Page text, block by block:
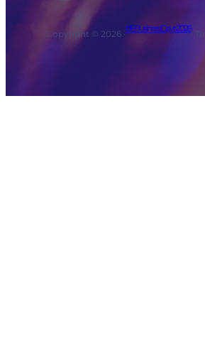
Copyright © 2026 ·
#EBusinessDays2026
·